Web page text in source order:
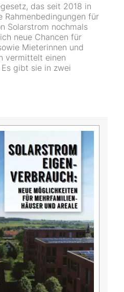
das seit 2018 in
Rahmenbedingungen für
Solarstrom nochmals
neue Chancen für
Mieterinnen und
vermittelt einen
gibt sie in zwei